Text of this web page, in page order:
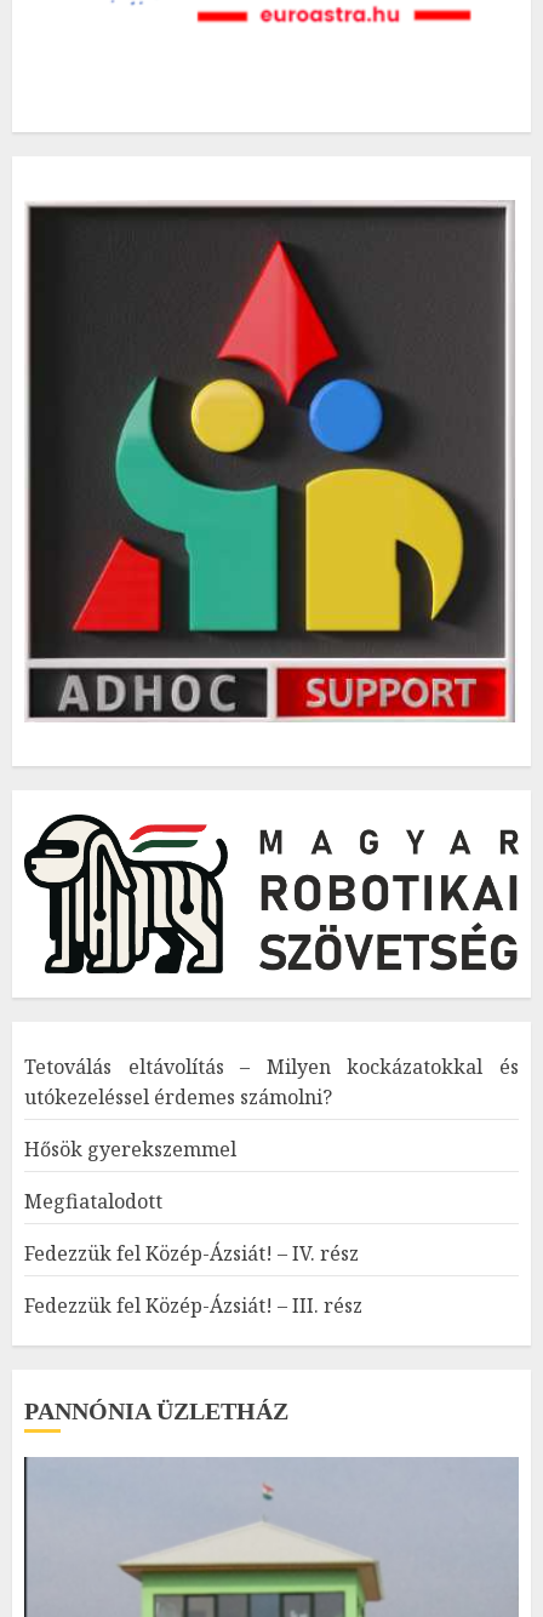
Tetoválás eltávolítás – Milyen kockázatokkal és
utókezeléssel érdemes számolni?
Hősök gyerekszemmel
Megfiatalodott
Fedezzük fel Közép-Ázsiát! – IV. rész
Fedezzük fel Közép-Ázsiát! – III. rész
PANNÓNIA ÜZLETHÁZ